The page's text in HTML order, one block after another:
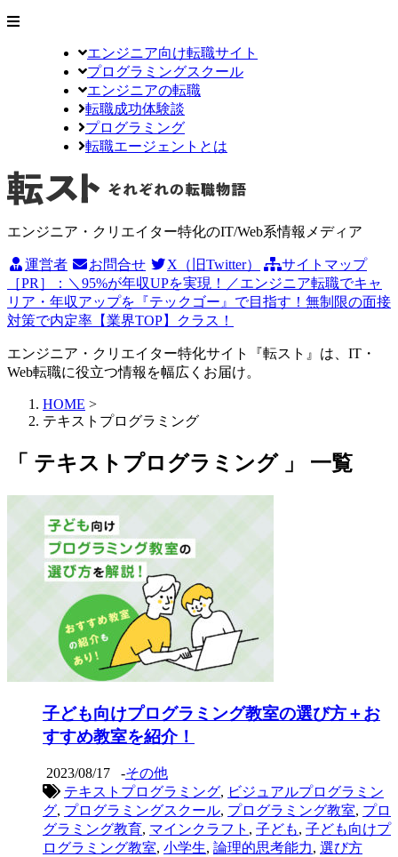
エンジニア向け転職サイト
プログラミングスクール
エンジニアの転職
転職成功体験談
プログラミング
転職エージェントとは
エンジニア・クリエイター特化のIT/Web系情報メディア
運営者 お問合せ X（旧Twitter）
サイトマップ
［PR］：＼95%が年収UPを実現！／エンジニア転職でキャ
リア・年収アップを『テックゴー』で目指す！無制限の面接
対策で内定率【業界TOP】クラス！
エンジニア・クリエイター特化サイト『転スト』は、IT・
Web転職に役立つ情報を幅広くお届け。
HOME >
テキストプログラミング
「 テキストプログラミング 」 一覧
子ども向けプログラミング教室の選び方＋お
すすめ教室を紹介！
2023/08/17 -その他
テキストプログラミング, ビジュアルプログラミン
グ, プログラミングスクール, プログラミング教室, プロ
グラミング教育, マインクラフト , 子ども, 子ども向けプ
ログラミング教室, 小学生, 論理的思考能力, 選び方